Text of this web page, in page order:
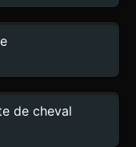
10:32
0:52
de cheval